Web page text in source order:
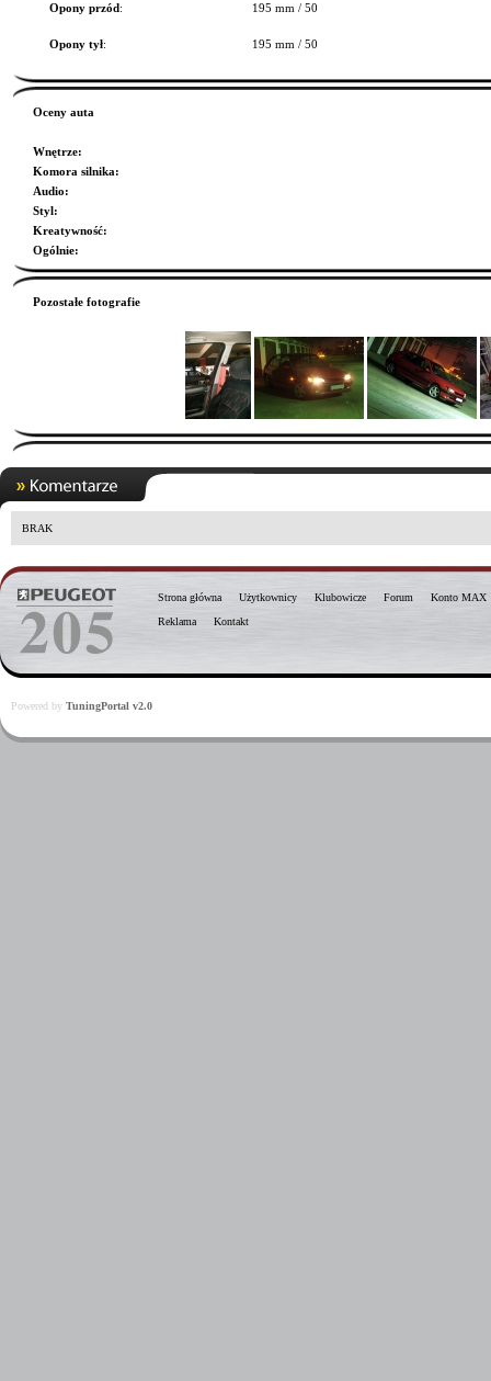
Opony przód: 195 mm / 50
Opony tył: 195 mm / 50
Oceny auta
Wnętrze:
Komora silnika:
Audio:
Styl:
Kreatywność:
Ogólnie:
Pozostałe fotografie
BRAK
Strona główna Użytkownicy Klubowicze Forum
Konto MAX
Reklama
Kontakt
Powered by TuningPortal v2.0